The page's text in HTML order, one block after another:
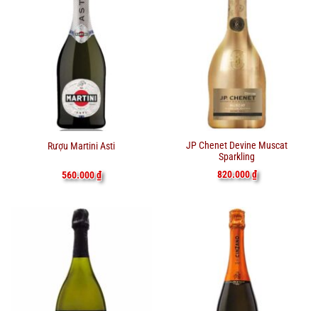
Rượu Martini Asti
560.000₫
JP Chenet Devine Muscat
Sparkling
820.000₫